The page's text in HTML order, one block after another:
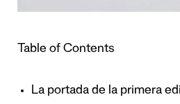
Table of Contents
La portada de la primera